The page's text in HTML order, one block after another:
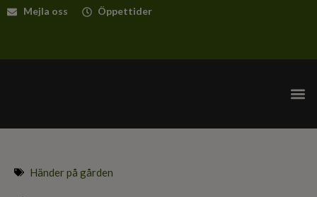
Mejla oss Öppettider
Händer på gården